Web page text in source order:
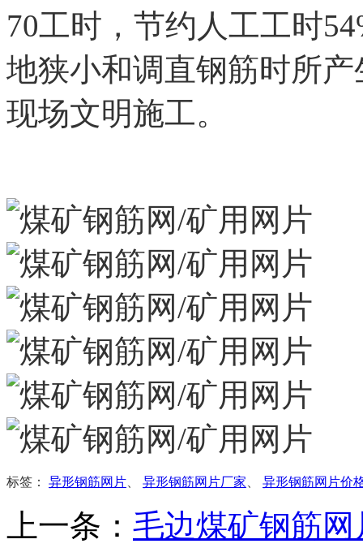
70工时，节约人工工时
地狭小和调直钢筋时所
现场文明施工。
标签： 异形钢筋网片 异形钢筋网片厂家 异形钢筋网片价
上一条： 毛边煤矿钢筋网